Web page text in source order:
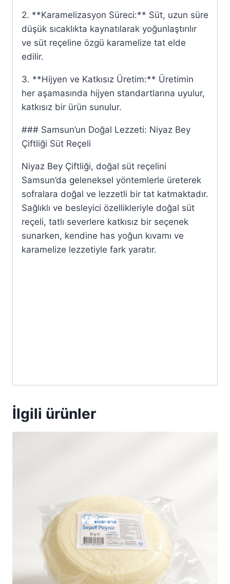
2. **Karamelizasyon Süreci:** Süt, uzun süre
düşük sıcaklıkta kaynatılarak yoğunlaştırılır
ve süt reçeline özgü karamelize tat elde
edilir.
3. **Hijyen ve Katkısız Üretim:** Üretimin
her aşamasında hijyen standartlarına uyulur,
katkısız bir ürün sunulur.
### Samsun’un Doğal Lezzeti: Niyaz Bey
Çiftliği Süt Reçeli
Niyaz Bey Çiftliği, doğal süt reçelini
Samsun’da geleneksel yöntemlerle üreterek
sofralara doğal ve lezzetli bir tat katmaktadır.
Sağlıklı ve besleyici özellikleriyle doğal süt
reçeli, tatlı severlere katkısız bir seçenek
sunarken, kendine has yoğun kıvamı ve
karamelize lezzetiyle fark yaratır.
İlgili ürünler